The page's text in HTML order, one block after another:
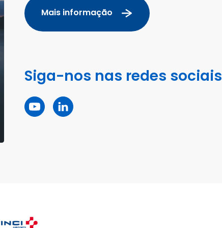
Mais informação
Siga-nos nas redes sociais